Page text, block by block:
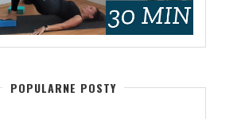
POPULARNE POSTY